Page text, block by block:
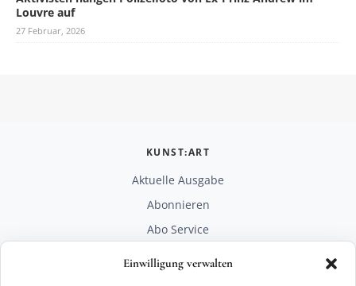
Einwilligung verwalten
Louvre auf
27 Februar, 2026
KUNST:ART
Aktuelle Ausgabe
Abonnieren
Abo Service